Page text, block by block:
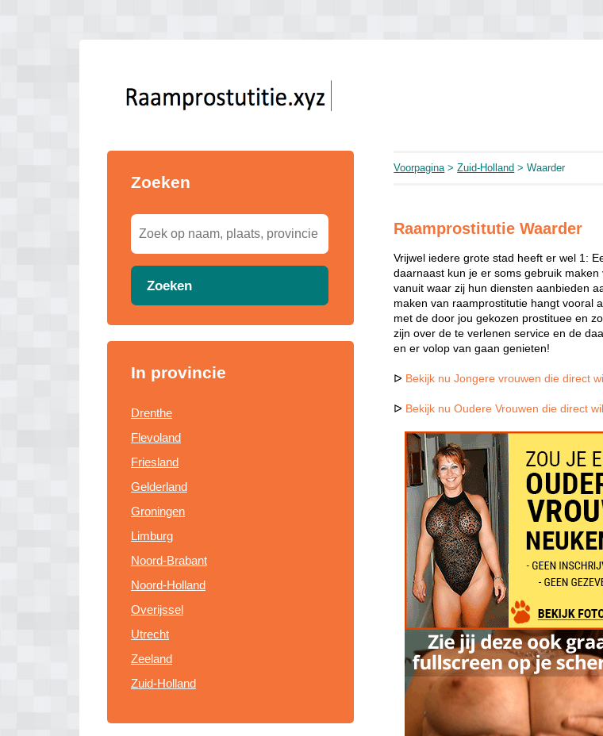
Zoeken
Zoeken
In provincie
Drenthe
Flevoland
Friesland
Gelderland
Groningen
Limburg
Noord-Brabant
Noord-Holland
Overijssel
Utrecht
Zeeland
Zuid-Holland
Voorpagina>Zuid-Holland > Waarder
Raamprostitutie Waarder
Vrijwel iedere grote stad heeft er wel 1:
daarnaast kun je er soms gebruik
vanuit waar zij hun diensten aanbieden
maken van raamprostitutie hangt vooral
met de door jou gekozen prostituee en
zijn over de te verlenen service en de
en er volop van gaan genieten!
ᐅ Bekijk nu Jongere vrouwen die direct
ᐅ Bekijk nu Oudere Vrouwen die direct